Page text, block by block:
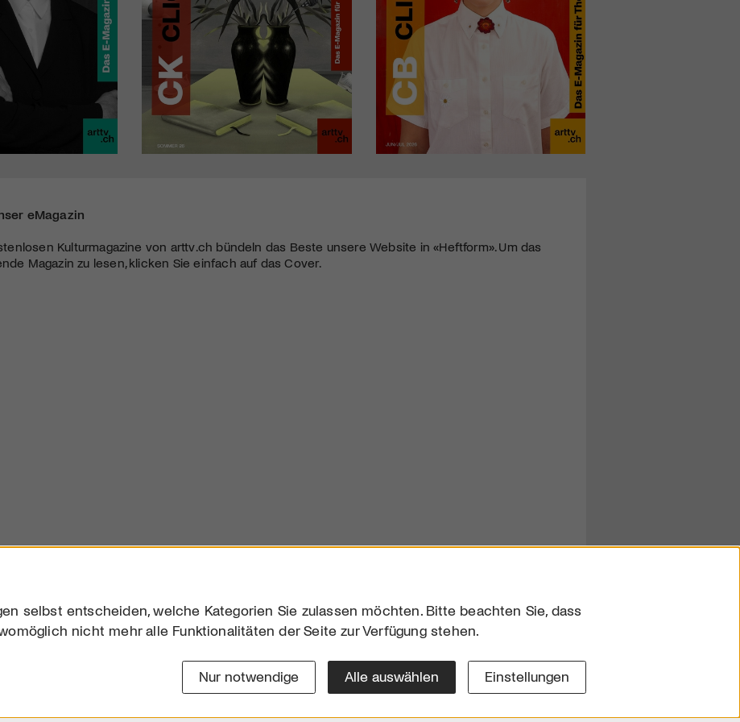
eMagazin
Kulturmagazine von arttv.ch bündeln das Beste unsere Website in «Heftform». Um das
Magazin zu lesen, klicken Sie einfach auf das Cover.
Downloads
Impressum
selbst entscheiden, welche Kategorien Sie zulassen möchten. Bitte beachten Sie, dass
nicht mehr alle Funktionalitäten der Seite zur Verfügung stehen.
Nur notwendige Alle auswählen Einstellungen